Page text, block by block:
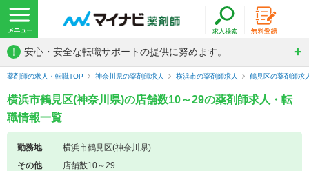
! 安心・安全な転職サポートの提供に努めます。
薬剤師の求人・転職TOP 神奈川県の薬剤師求人 横浜市の薬剤師求人 鶴見区の薬剤師求
横浜市鶴見区(神奈川県)の店舗数10～29の薬剤師求人・転
職情報一覧
勤務地
横浜市鶴見区(神奈川県)
その他
店舗数10～29